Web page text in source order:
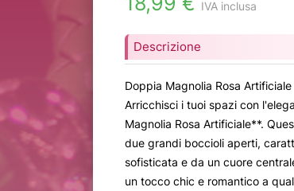
IVA inclusa
Descrizione
Doppia Magnolia Rosa
Arricchisci i tuoi spazi con
Magnolia Rosa Artificiale**.
due grandi boccioli aperti,
sofisticata e da un cuore
un tocco chic e romantico a